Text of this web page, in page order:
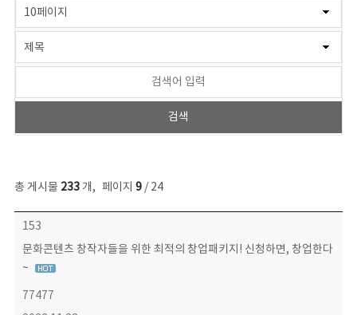
총 게시물 233개, 페이지 9/ 24
보도자료 목록 - 번호, 제목, 작성자, 파일, 조회수, 작성일 정보 제공
153
문화콘텐츠 창작자들을 위한 최적의 창업패키지! 신청하면, 창업한다
~
77477